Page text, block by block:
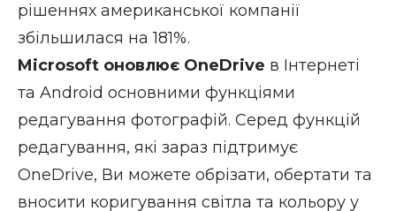
рішеннях американської компанії
збільшилася на 181%.
Microsoft оновлює OneDrive в Інтернеті
та Android основними функціями
редагування фотографій. Серед функцій
редагування, які зараз підтримує
OneDrive, Ви можете обрізати, обертати та
вносити коригування світла та кольору у